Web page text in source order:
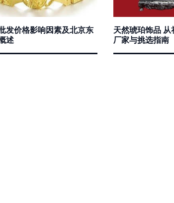
发价格影响因素及北京东
述
天然琥珀饰品 从
厂家与挑选指南